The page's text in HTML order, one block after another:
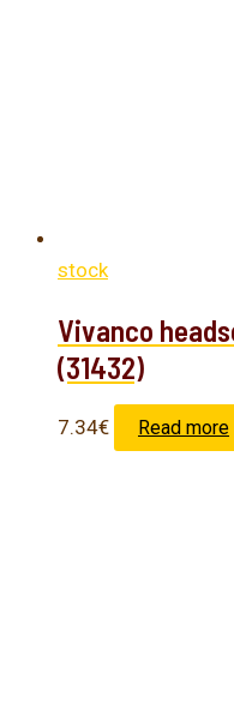
stock
Vivanco
(31432)
7.34€ Read more